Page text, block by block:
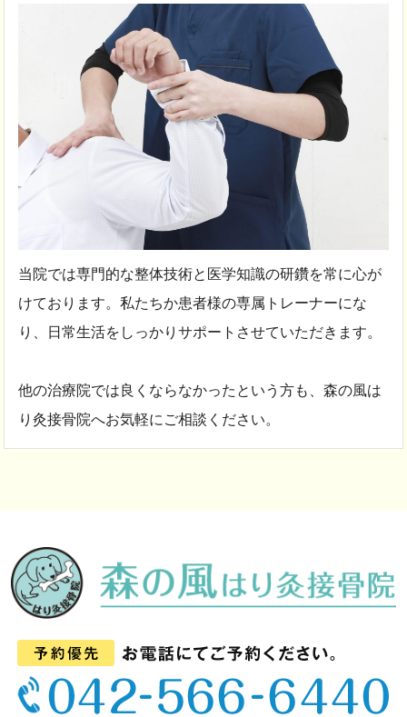
当院では専門的な整体技術と医学知識の研鑽を常に心が
けております。私たちか患者様の専属トレーナーにな
り、日常生活をしっかりサポートさせていただきます。
他の治療院では良くならなかったという方も、森の風は
り灸接骨院へお気軽にご相談ください。